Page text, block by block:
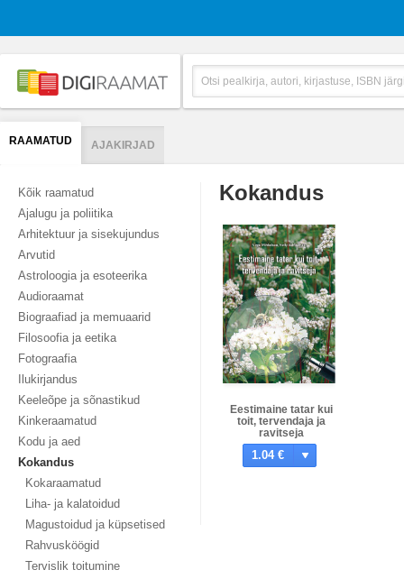
RAAMATUD AJAKIRJAD
Kõik raamatud
Ajalugu ja poliitika
Arhitektuur ja sisekujundus
Arvutid
Astroloogia ja esoteerika
Audioraamat
Biograafiad ja memuaarid
Filosoofia ja eetika
Fotograafia
Ilukirjandus
Keeleõpe ja sõnastikud
Kinkeraamatud
Kodu ja aed
Kokandus
Kokaraamatud
Liha- ja kalatoidud
Magustoidud ja küpsetised
Rahvusköögid
Tervislik toitumine
Kokandus
Eestimaine tatar kui
toit, tervendaja ja
ravitseja
1.04 €